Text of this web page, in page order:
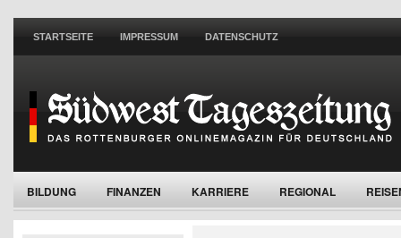
STARTSEITE IMPRESSUM DATENSCHUTZ
BILDUNG FINANZEN KARRIERE REGIONAL